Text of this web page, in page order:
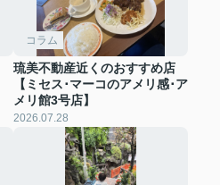
コラム
琉美不動産近くのおすすめ店
【ミセス･マーコのアメリ感･ア
メリ館3号店】
2026.07.28